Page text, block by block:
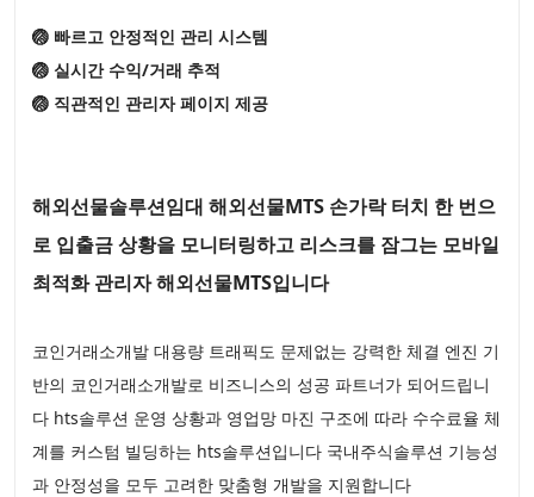
🏐 빠르고 안정적인 관리 시스템
🏐 실시간 수익/거래 추적
🏐 직관적인 관리자 페이지 제공
해외선물솔루션임대 해외선물MTS 손가락 터치 한 번으
로 입출금 상황을 모니터링하고 리스크를 잠그는 모바일
최적화 관리자 해외선물MTS입니다
코인거래소개발 대용량 트래픽도 문제없는 강력한 체결 엔진 기
반의 코인거래소개발로 비즈니스의 성공 파트너가 되어드립니
다 hts솔루션 운영 상황과 영업망 마진 구조에 따라 수수료율 체
계를 커스텀 빌딩하는 hts솔루션입니다 국내주식솔루션 기능성
과 안정성을 모두 고려한 맞춤형 개발을 지원합니다